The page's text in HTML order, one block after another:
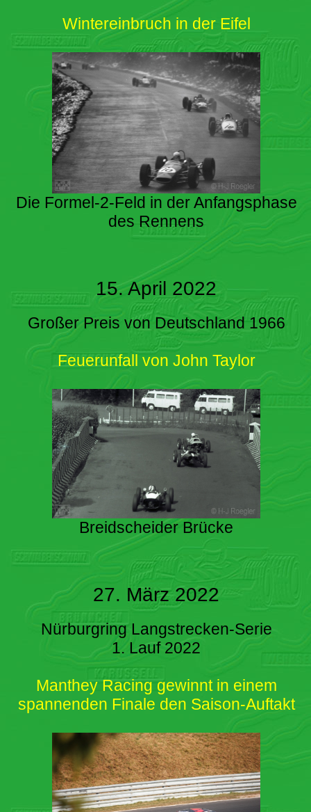
Wintereinbruch in der Eifel
Die Formel-2-Feld in der Anfangsphase
des Rennens
15. April 2022
Großer Preis von Deutschland 1966
Feuerunfall von John Taylor
Breidscheider Brücke
27. März 2022
Nürburgring Langstrecken-Serie
1. Lauf 2022
Manthey Racing gewinnt in einem
spannenden Finale den Saison-Auftakt